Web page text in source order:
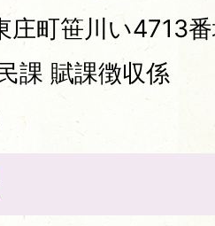
庄町笹川い4713
課 賦課徴収係